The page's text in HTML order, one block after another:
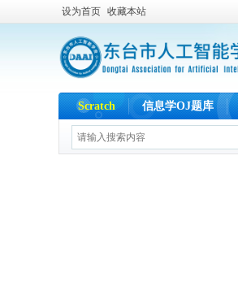
设为首页 收藏本站
Scratch 信息学OJ题库